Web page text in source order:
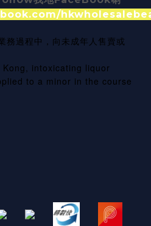
務過程中，向未成年人售賣或
intoxicating liquor
to a minor in the course